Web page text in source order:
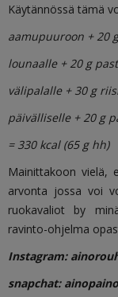
Käytännössä tämä
aamupuuroon + 20
lounaalle + 20 g
välipalalle + 30 g
päivälliselle + 20 g
= 330 kcal (65 g hh)
Mainittakoon vielä,
arvonta jossa voi
ruokavaliot by
ravinto-ohjelma
Instagram:
snapchat: ainopaino